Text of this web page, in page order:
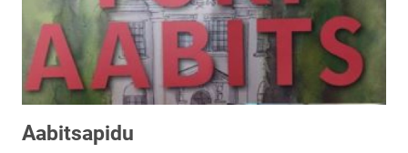
Aabitsapidu